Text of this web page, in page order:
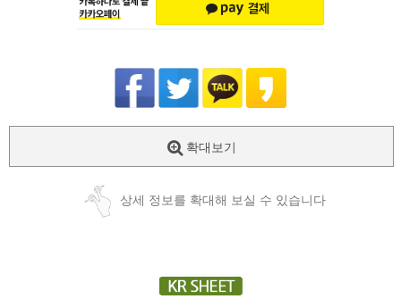
확대보기
상세 정보를 확대해 보실 수 있습니다